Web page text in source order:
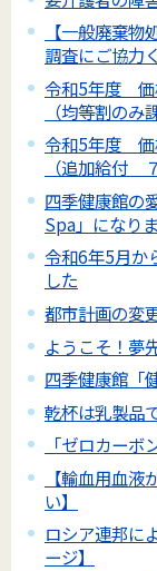
【一般廃棄
調査にご協力
令和5年度 価
（均等割の
令和5年度 価
（追加給付
四季健康館の
Spa」になり
令和6年5月か
した
都市計画の変
ようこそ！夢
四季健康館「
乾杯は乳製品
「ゼロカーボ
【輸血用血
い】
ロシア連邦に
ージ】